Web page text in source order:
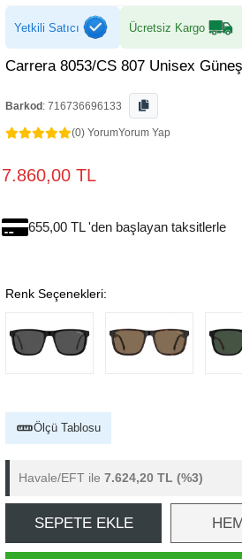
Yetkili Satıcı Ücretsiz Kargo
Carrera 8053/CS 807 Unisex
Barkod : 716736696133
(0) YorumYorum Yap
7.860,00 TL
655,00 TL 'den başlayan taksitlerle
Renk Seçenekleri:
Ölçü Tablosu
Havale/EFT ile 7.624,20 TL (%3)
SEPETE EKLE